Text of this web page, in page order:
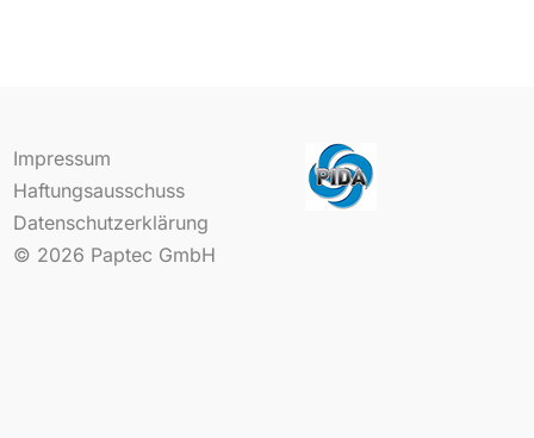
Impressum
Haftungsausschuss
Datenschutzerklärung
© 2026 Paptec GmbH